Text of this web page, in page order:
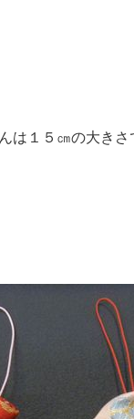
は１５㎝の大きさ